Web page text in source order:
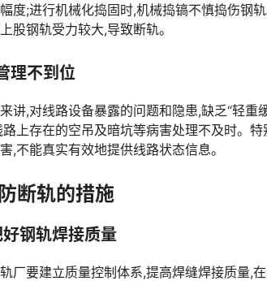
度;进行机械化捣固时,机械捣镐不慎捣伤钢
股钢轨受力较大,导致断轨。󠅅󠅃󠄵󠅂󠄪󠇖󠆨󠆨󠇕󠆞󠆒󠅬󠇘󠆭󠆘󠇙󠆝󠅵󠇗󠆭󠆁󠄐󠇗󠅹󠅸󠇖󠆍󠅳󠇖󠅹󠅰󠇖󠆌󠅹
理不到位
讲,对线路设备暴露的问题和隐患,缺乏“轻
路上存在的空吊及暗坑等病害处理不及时。
,不能真实有效地提供线路状态信息。󠅅󠅃󠄵󠅂󠄪󠇖󠆨󠆨󠇕󠆞󠆒󠅬󠇘󠆭󠆘󠇙󠆝󠅵󠇗󠆭󠆁󠄐󠇗󠅹󠅸󠇖󠆍󠅳󠇖󠅹󠅰󠇖󠆌󠅹
断轨的措施
好钢轨焊接质量
厂要建立质量控制体系,提高焊缝焊接质量,